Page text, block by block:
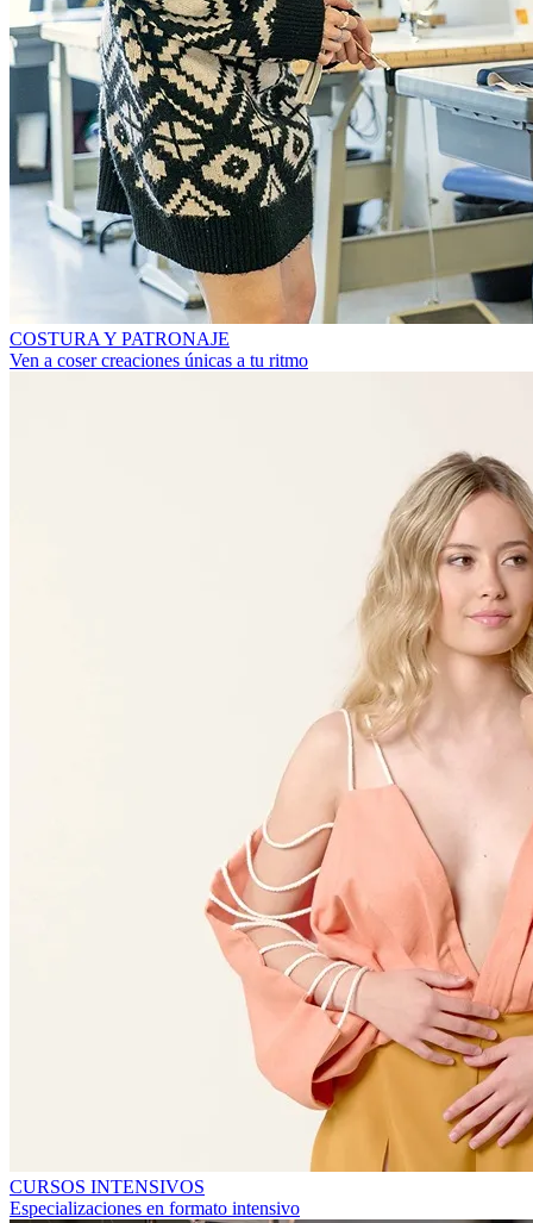
COSTURA Y PATRONAJE
Ven a coser creaciones únicas a tu ritmo
CURSOS INTENSIVOS
Especializaciones en formato intensivo